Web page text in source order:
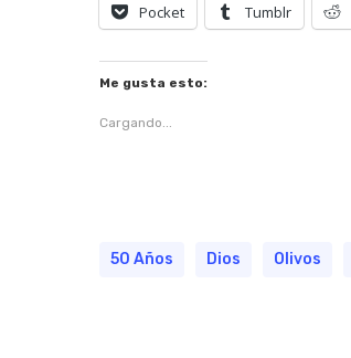
Pocket Tumblr
Me gusta esto:
Cargando...
50 Años Dios Olivos